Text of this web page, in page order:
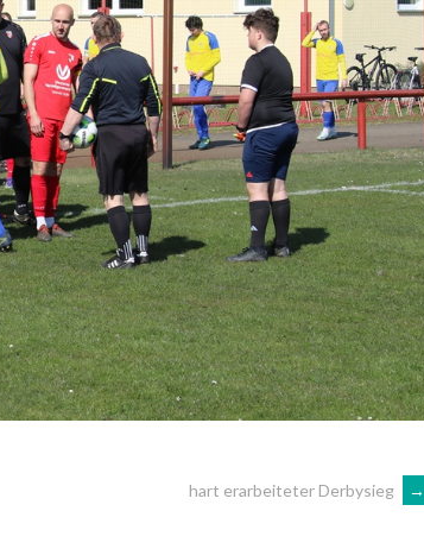
hart erarbeiteter Derbysieg →